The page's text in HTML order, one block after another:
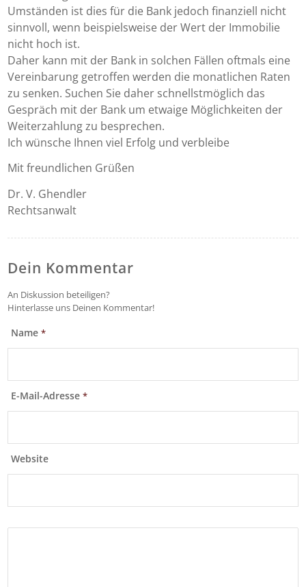
Umständen ist dies für die Bank jedoch finanziell nicht
sinnvoll, wenn beispielsweise der Wert der Immobilie
nicht hoch ist.
Daher kann mit der Bank in solchen Fällen oftmals eine
Vereinbarung getroffen werden die monatlichen Raten
zu senken. Suchen Sie daher schnellstmöglich das
Gespräch mit der Bank um etwaige Möglichkeiten der
Weiterzahlung zu besprechen.
Ich wünsche Ihnen viel Erfolg und verbleibe
Mit freundlichen Grüßen
Dr. V. Ghendler
Rechtsanwalt
Dein Kommentar
An Diskussion beteiligen?
Hinterlasse uns Deinen Kommentar!
Name*
E-Mail-Adresse*
Website